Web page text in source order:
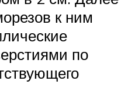
к ним
по